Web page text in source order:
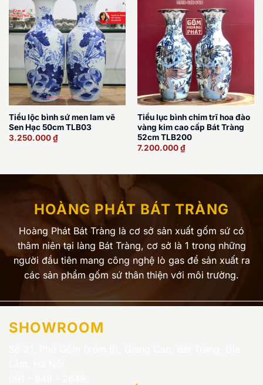
Tiểu lộc bình sứ men lam vẽ
Sen Hạc 50cm TLB03
3.250.000₫
Tiểu lục bình chim trĩ hoa đào
vàng kim cao cấp Bát Tràng
52cm TLB200
7.200.000₫
HOÀNG PHÁT BÁT TRÀNG
Hoàng Phát Bát Tràng là cơ sở sản xuất gốm sứ có
thâm niên tại làng Bát Tràng, cơ sở là 1 trong những
người đầu tiên mang công nghệ lò gas để sản xuất ra
các sản phẩm gốm sứ thân thiện với môi trường.
SHOWROOM